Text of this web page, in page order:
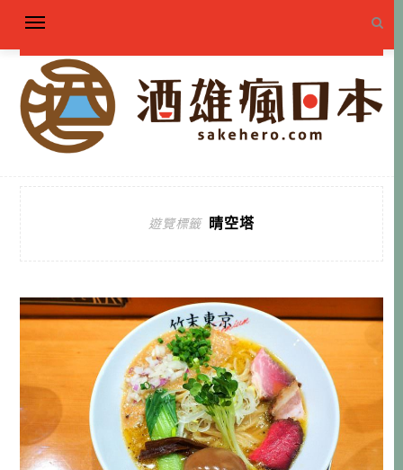
遊覽標籤 晴空塔